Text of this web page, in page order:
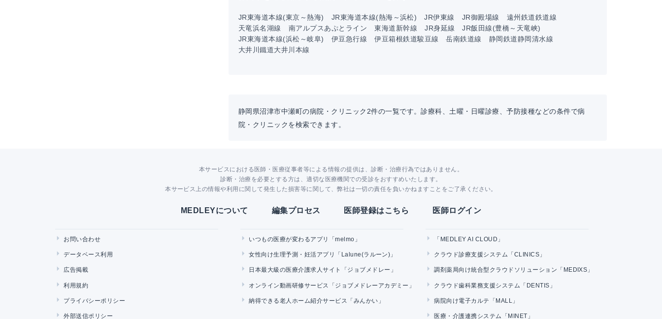
JR東海道本線(東京～熱海) JR東海道本線(熱海～浜松) JR伊東線 JR御殿場線
遠州鉄道鉄道線
天竜浜名湖線
南アルプスあぷとライン 東海道新幹線 JR身延線
JR飯田線(豊橋～天竜峡)
JR東海道本線(浜松～岐阜)
伊豆急行線 伊豆箱根鉄道駿豆線 岳南鉄道線
静岡鉄道静岡清水線
大井川鐵道大井川本線
静岡県沼津市中瀬町の病院・クリニック2件の一覧です。診療科、土曜・日曜診療、予防接種などの条件で病
院・クリニックを検索できます。
本サービスにおける医師・医療従事者等による情報の提供は、診断・治療行為ではありません。
診断・治療を必要とする方は、適切な医療機関での受診をおすすめいたします。
本サービス上の情報や利用に関して発生した損害等に関して、弊社は一切の責任を負いかねますことをご了承ください。
MEDLEYについて 編集プロセス 医師登録はこちら 医師ログイン
お問い合わせ
データベース利用
広告掲載
利用規約
プライバシーポリシー
外部送信ポリシー
いつもの医療が変わるアプリ「melmo」
女性向け生理予測・妊活アプリ「Lalune(ラルーン)」
日本最大級の医療介護求人サイト「ジョブメドレー」
オンライン動画研修サービス「ジョブメドレーアカデミー」
納得できる老人ホーム紹介サービス「みんかい」
「MEDLEY AI CLOUD」
クラウド診療支援システム「CLINICS」
調剤薬局向け統合型クラウドソリューション「MEDIXS」
クラウド歯科業務支援システム「DENTIS」
病院向け電子カルテ「MALL」
医療・介護連携システム「MINET」